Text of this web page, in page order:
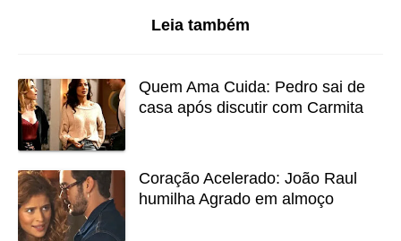
Leia também
Quem Ama Cuida: Pedro sai de
casa após discutir com Carmita
Coração Acelerado: João Raul
humilha Agrado em almoço